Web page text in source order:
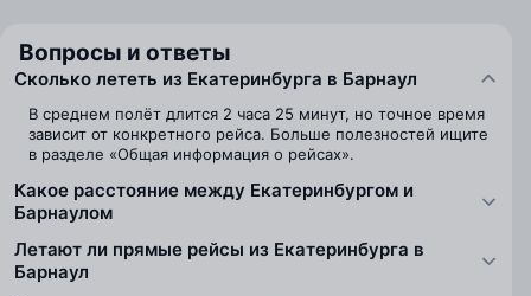
Вопросы и ответы
Сколько лететь из Екатеринбурга в Барнаул
В среднем полёт длится 2 часа 25 минут, но точное время
зависит от конкретного рейса. Больше полезностей ищите
в разделе «Общая информация о рейсах».
Какое расстояние между Екатеринбургом и
Барнаулом
Летают ли прямые рейсы из Екатеринбурга в
Барнаул